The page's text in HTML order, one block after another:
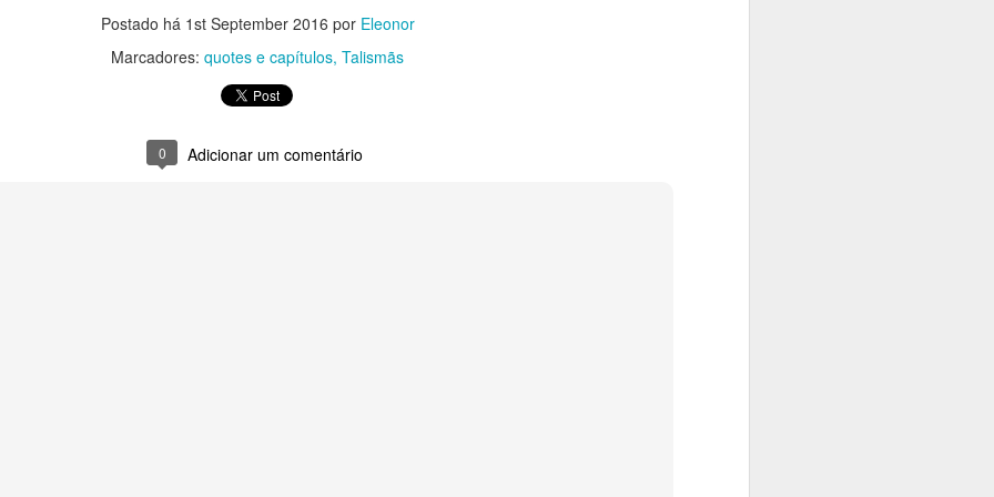
Postado há 1st September 2016 por Eleonor
Marcadores: quotes e capítulos Talismãs
0 Adicionar um comentário
Vamos com mais um trecho, tripulação!
se você está chegando agora, volte lá para o primeiro presente,
No final da orientação sobre as futuras aulas de educação
o senso de perigo tinha começado a se agitar como não